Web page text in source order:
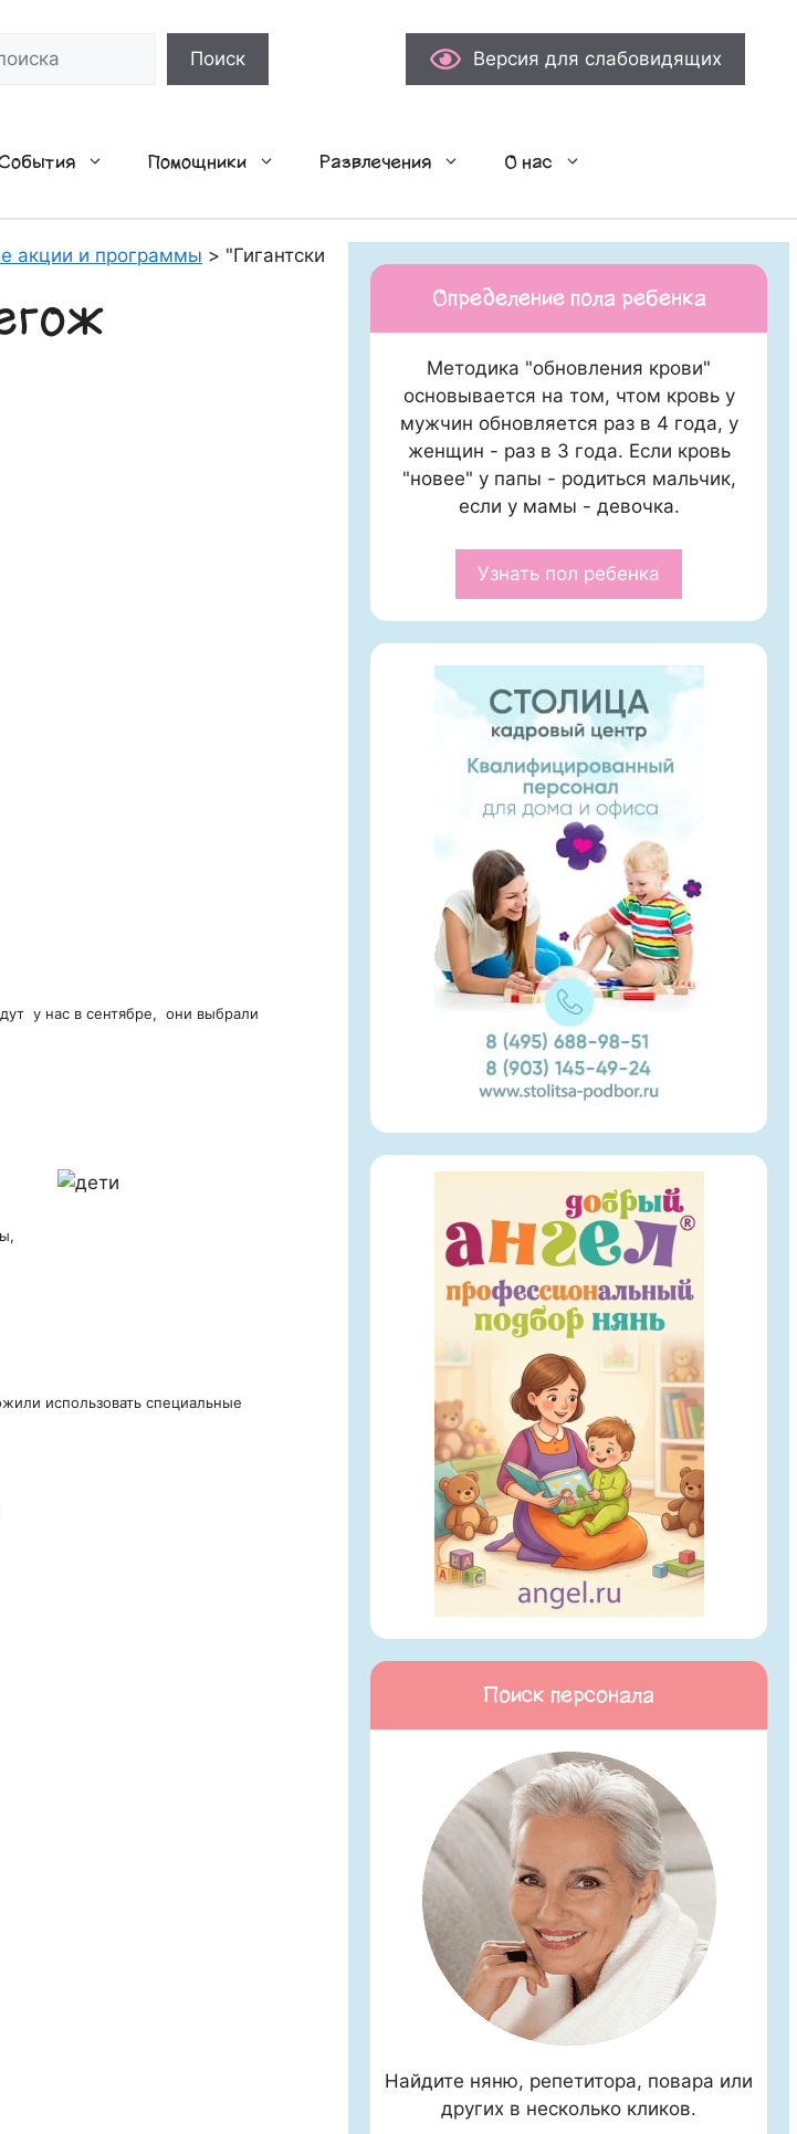
Поиск Версия для слабовидящих
Помощники Развлечения О нас
акции и программы > "Гигантские холсты" в "Велегож Парке".
у нас в сентябре, они выбрали
использовать специальные
Определение пола ребенка
Методика "обновления крови"
основывается на том, чтом кровь у
мужчин обновляется раз в 4 года, у
женщин - раз в 3 года. Если кровь
"новее" у папы - родиться мальчик,
если у мамы - девочка.
Узнать пол ребенка
Поиск персонала
Найдите няню, репетитора, повара или
других в несколько кликов.